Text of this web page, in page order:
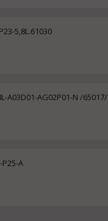
5,8L.61030
A03D01-AG02P01-N /65017/
A